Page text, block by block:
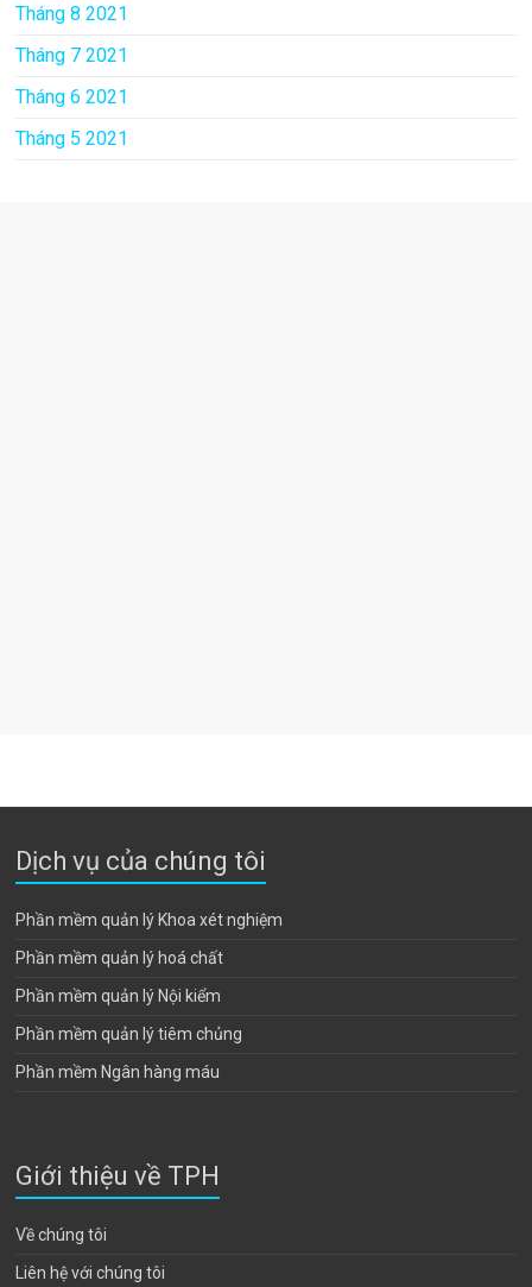
Tháng 8 2021
Tháng 7 2021
Tháng 6 2021
Tháng 5 2021
Dịch vụ của chúng tôi
Phần mềm quản lý Khoa xét nghiệm
Phần mềm quản lý hoá chất
Phần mềm quản lý Nội kiểm
Phần mềm quản lý tiêm chủng
Phần mềm Ngân hàng máu
Giới thiệu về TPH
Về chúng tôi
Liên hệ với chúng tôi